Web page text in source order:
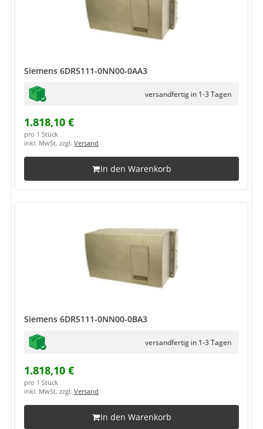
Siemens 6DR5111-0NN00-0AA3
versandfertig in 1-3 Tagen
1.818,10 €
pro 1 Stück
inkl. MwSt. zzgl. Versand
In den Warenkorb
Siemens 6DR5111-0NN00-0BA3
versandfertig in 1-3 Tagen
1.818,10 €
pro 1 Stück
inkl. MwSt. zzgl. Versand
In den Warenkorb